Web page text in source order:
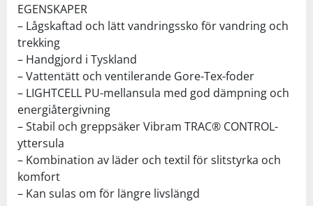
EGENSKAPER
– Lågskaftad och lätt vandringssko för vandring och
trekking
– Handgjord i Tyskland
– Vattentätt och ventilerande Gore-Tex-foder
– LIGHTCELL PU-mellansula med god dämpning och
energiåtergivning
– Stabil och greppsäker Vibram TRAC® CONTROL-
yttersula
– Kombination av läder och textil för slitstyrka och
komfort
– Kan sulas om för längre livslängd